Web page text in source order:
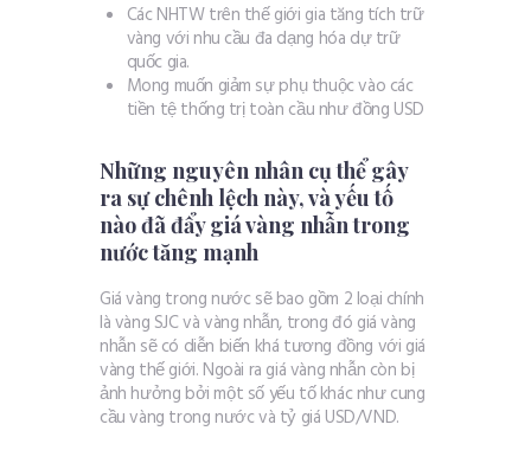
Các NHTW trên thế giới gia tăng tích trữ
vàng với nhu cầu đa dạng hóa dự trữ
quốc gia.
Mong muốn giảm sự phụ thuộc vào các
tiền tệ thống trị toàn cầu như đồng USD
Những nguyên nhân cụ thể gây
ra sự chênh lệch này, và yếu tố
nào đã đẩy giá vàng nhẫn trong
nước tăng mạnh
Giá vàng trong nước sẽ bao gồm 2 loại chính
là vàng SJC và vàng nhẫn, trong đó giá vàng
nhẫn sẽ có diễn biến khá tương đồng với giá
vàng thế giới. Ngoài ra giá vàng nhẫn còn bị
ảnh hưởng bởi một số yếu tố khác như cung
cầu vàng trong nước và tỷ giá USD/VND.